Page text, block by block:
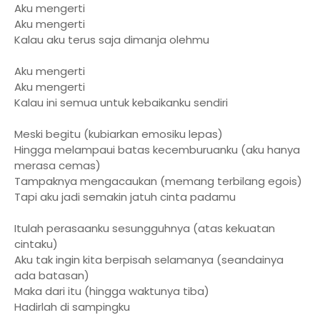
Aku mengerti
Aku mengerti
Kalau aku terus saja dimanja olehmu
Aku mengerti
Aku mengerti
Kalau ini semua untuk kebaikanku sendiri
Meski begitu (kubiarkan emosiku lepas)
Hingga melampaui batas kecemburuanku (aku hanya
merasa cemas)
Tampaknya mengacaukan (memang terbilang egois)
Tapi aku jadi semakin jatuh cinta padamu
Itulah perasaanku sesungguhnya (atas kekuatan
cintaku)
Aku tak ingin kita berpisah selamanya (seandainya
ada batasan)
Maka dari itu (hingga waktunya tiba)
Hadirlah di sampingku